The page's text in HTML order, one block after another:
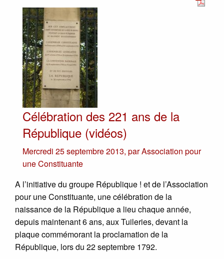
Célébration des 221 ans de la
République (vidéos)
Mercredi 25 septembre 2013, parAssociation pour
une Constituante
A l’initiative du groupe République ! et de l’Association
pour une Constituante, une célébration de la
naissance de la République a lieu chaque année,
depuis maintenant 6 ans, aux Tuileries, devant la
plaque commémorant la proclamation de la
République, lors du 22 septembre 1792.